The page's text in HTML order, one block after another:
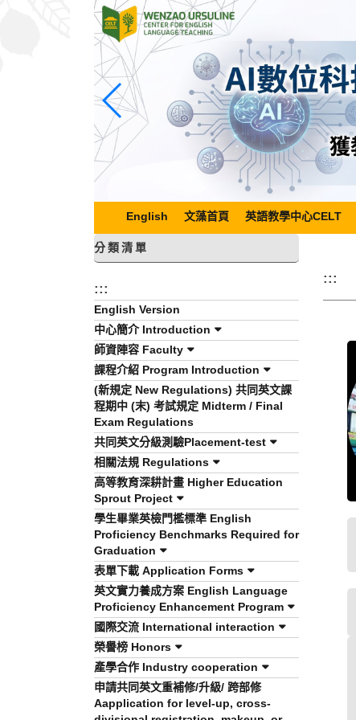
English 文藻首頁 英語教學中心CELT
分類清單
:::
English Version
中心簡介 Introduction
師資陣容 Faculty
課程介紹 Program Introduction
(新規定 New Regulations) 共同英文課
程期中 (末) 考試規定 Midterm / Final
Exam Regulations
共同英文分級測驗Placement-test
相關法規 Regulations
高等教育深耕計畫 Higher Education
Sprout Project
學生畢業英檢門檻標準 English
Proficiency Benchmarks Required for
Graduation
表單下載 Application Forms
英文實力養成方案 English Language
Proficiency Enhancement Program
國際交流 International interaction
榮譽榜 Honors
產學合作 Industry cooperation
申請共同英文重補修/升級/ 跨部修
Aapplication for level-up, cross-
:::